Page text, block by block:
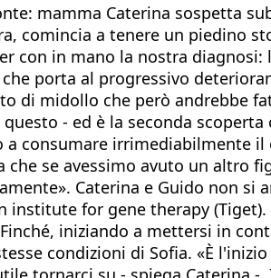
mamma Caterina sospetta
comincia a tenere un piedino
con in mano la nostra
porta al progressivo
di midollo che però andrebbe
- ed è la seconda
a consumare irrimediabilmente
che se avessimo avuto un
Caterina e Guido non si
institute for gene therapy
Finché, iniziando a mettersi in
condizioni di Sofia. «È